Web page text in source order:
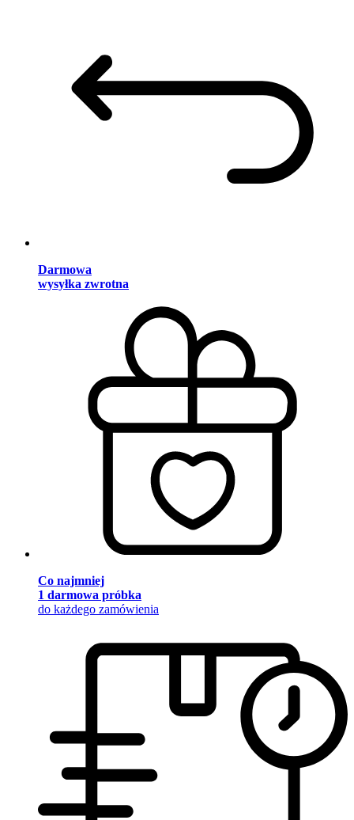
Darmowa
wysyłka zwrotna
Co najmniej
1 darmowa próbka
do każdego zamówienia